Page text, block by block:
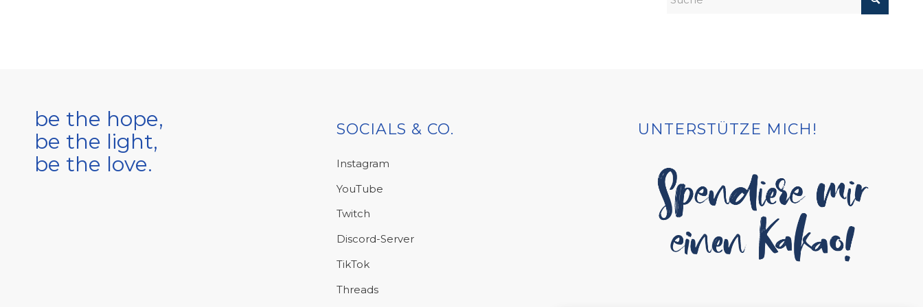
be the hope,
be the light,
be the love.
SOCIALS & CO.
Instagram
YouTube
Twitch
Discord-Server
TikTok
Threads
UNTERSTÜTZE MICH!